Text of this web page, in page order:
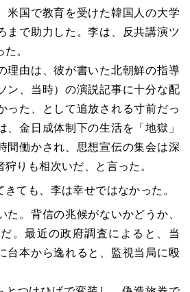
米国で教育を受けた韓国人の大学
まで助力した。李は、反共講演ツ
。
理由は、彼が書いた北朝鮮の指導
ン、当時）の演説記事に十分な配
った、として追放される寸前だっ
、金日成体制下の生活を「地獄」
間働かされ、思想宣伝の集会は深
りも相次いだ、と言った。
きても、李は幸せではなかった。
た。背信の兆候がないかどうか、
。最近の政府調査によると、当
台本から逸れると、監視当局に殴